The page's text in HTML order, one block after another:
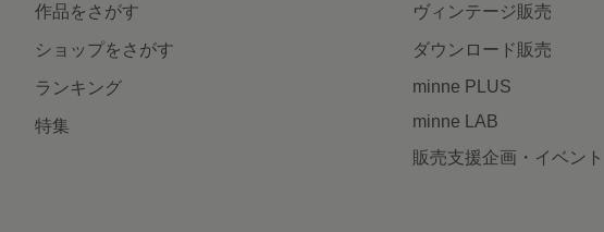
作品をさがす
ショップをさがす
ランキング
特集
ヴィンテージ販売
ダウンロード販売
minne PLUS
minne LAB
販売支援企画・イベント